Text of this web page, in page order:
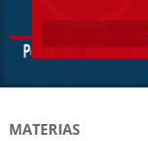
MATERIAS